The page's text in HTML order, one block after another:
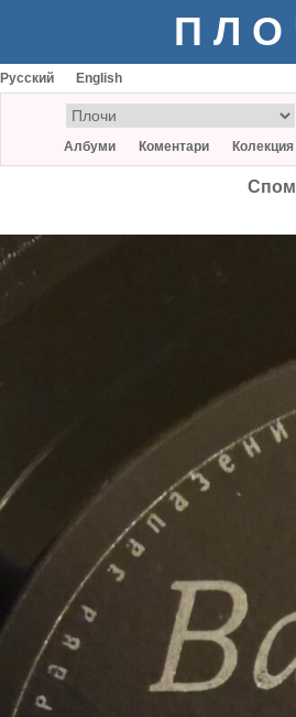
Русский English
Албуми Коментари Колекция